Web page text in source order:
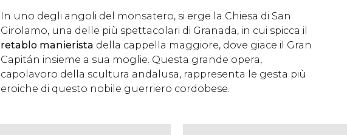
In uno degli angoli del monsatero, si erge la Chiesa di San
Girolamo, una delle più spettacolari di Granada, in cui spicca il
retablo manierista della cappella maggiore, dove giace il Gran
Capitán insieme a sua moglie. Questa grande opera,
capolavoro della scultura andalusa, rappresenta le gesta più
eroiche di questo nobile guerriero cordobese.